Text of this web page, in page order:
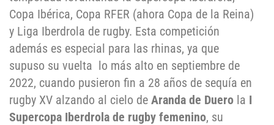
Copa Ibérica, Copa RFER (ahora Copa de la Reina)
y Liga Iberdrola de rugby. Esta competición
además es especial para las rhinas, ya que
supuso su vuelta lo más alto en septiembre de
2022, cuando pusieron fin a 28 años de sequía en
rugby XV alzando al cielo de Aranda de Duero la I
Supercopa Iberdrola de rugby femenino, su